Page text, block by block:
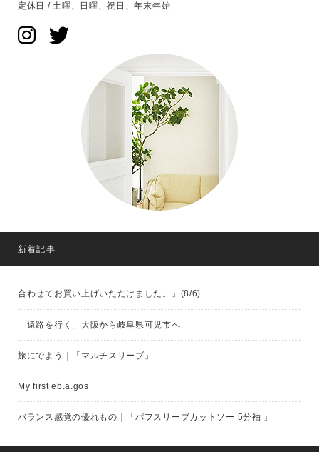
定休日 / 土曜、日曜、祝日、年末年始
新着記事
合わせてお買い上げいただけました。」(8/6)
「遠路を行く」大阪から岐阜県可児市へ
旅にでよう｜「マルチスリーブ」
My first eb.a.gos
バランス感覚の優れもの｜「パフスリーブカットソー 5分袖 」